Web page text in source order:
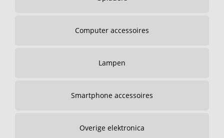
Computer accessoires
Lampen
Smartphone accessoires
Overige elektronica